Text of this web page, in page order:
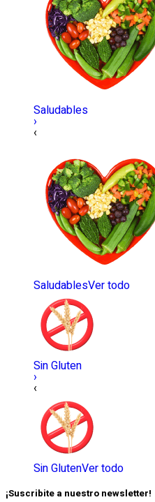
Saludables
›
‹
SaludablesVer todo
Sin Gluten
›
‹
Sin GlutenVer todo
¡Suscribite a nuestro newsletter!